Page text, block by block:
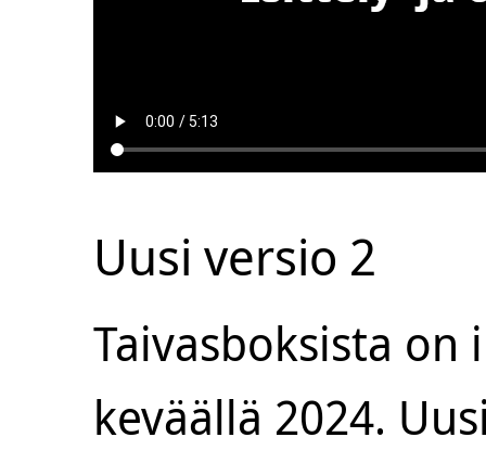
Uusi versio 2
Taivasboksista
keväällä 2024.